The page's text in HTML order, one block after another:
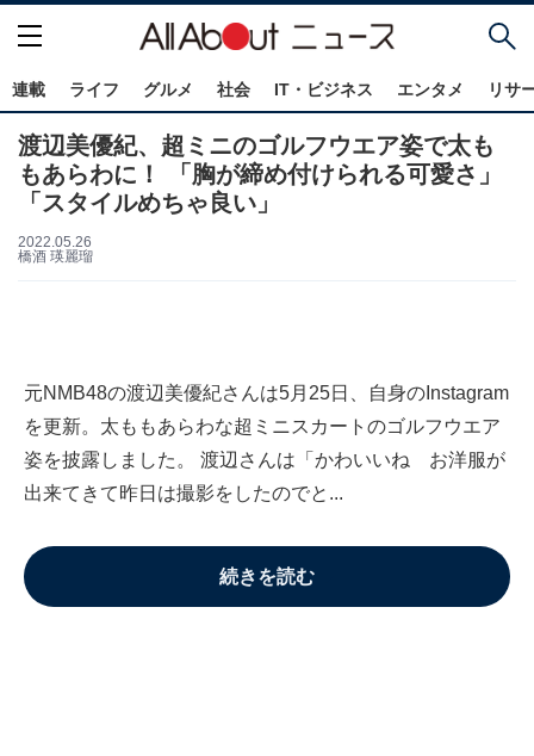
連載 ライフ グルメ 社会 IT・ビジネス エンタメ リサ
渡辺美優紀、超ミニのゴルフウエア姿で太も
もあらわに！ 「胸が締め付けられる可愛さ」
「スタイルめちゃ良い」
2022.05.26
橋酒 瑛麗瑠
元NMB48の渡辺美優紀さんは5月25日、自身のInstagram
を更新。太ももあらわな超ミニスカートのゴルフウエア
姿を披露しました。 渡辺さんは「かわいいね お洋服が
出来てきて昨日は撮影をしたのでと...
続きを読む